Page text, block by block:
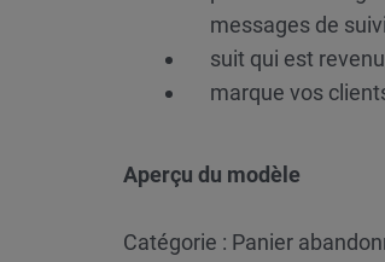
messages de
suit qui est
marque vos
Aperçu du modèle
Catégorie : Panier